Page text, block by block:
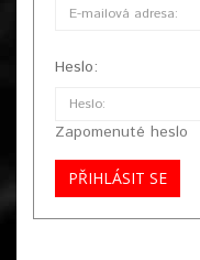
Heslo:
Zapomenuté heslo